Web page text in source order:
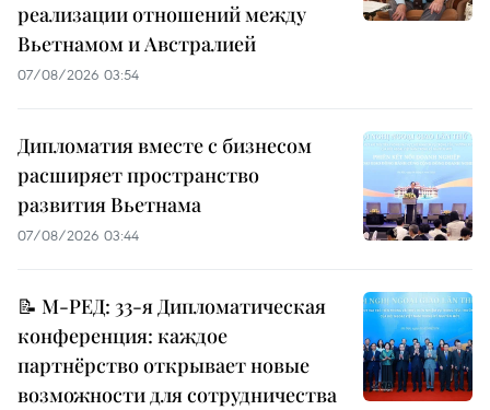
реализации отношений между
Вьетнамом и Австралией
07/08/2026 03:54
Дипломатия вместе с бизнесом
расширяет пространство
развития Вьетнама
07/08/2026 03:44
📝 М-РЕД: 33-я Дипломатическая
конференция: каждое
партнёрство открывает новые
возможности для сотрудничества